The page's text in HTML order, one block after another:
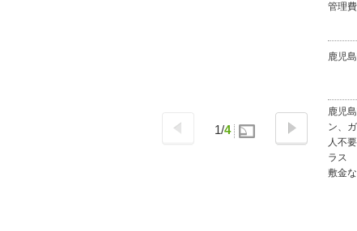
1/4
管理
鹿児
鹿児
ン、
人不
ラス
敷金